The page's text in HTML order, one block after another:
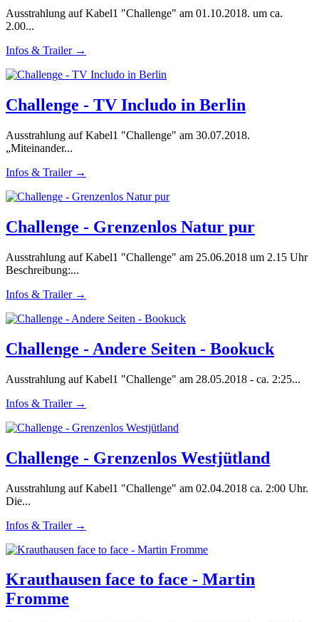
Ausstrahlung auf Kabel1 "Challenge" am 01.10.2018. um ca.
2.00...
Infos & Trailer →
Challenge - TV Includo in Berlin
Ausstrahlung auf Kabel1 "Challenge" am 30.07.2018.
„Miteinander...
Infos & Trailer →
Challenge - Grenzenlos Natur pur
Ausstrahlung auf Kabel1 "Challenge" am 25.06.2018 um 2.15 Uhr
Beschreibung:...
Infos & Trailer →
Challenge - Andere Seiten - Bookuck
Ausstrahlung auf Kabel1 "Challenge" am 28.05.2018 - ca. 2:25...
Infos & Trailer →
Challenge - Grenzenlos Westjütland
Ausstrahlung auf Kabel1 "Challenge" am 02.04.2018 ca. 2:00 Uhr.
Die...
Infos & Trailer →
Krauthausen face to face - Martin
Fromme